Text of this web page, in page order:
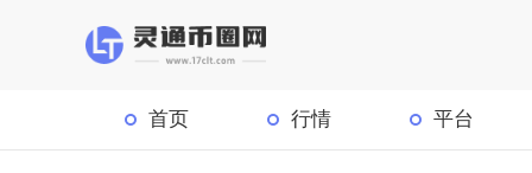
首页 行情 平台